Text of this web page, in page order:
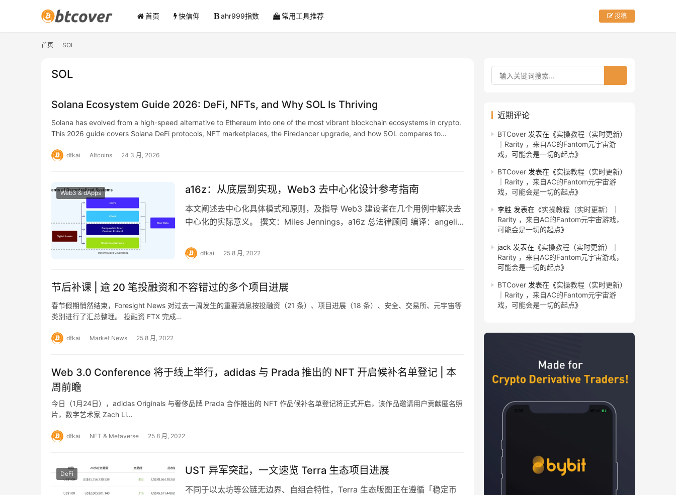
首页 快信仰 ahr999指数 常用工具推荐 投稿
首页 SOL
SOL
Solana Ecosystem Guide 2026: DeFi, NFTs, and Why SOL Is Thriving
Solana has evolved from a high-speed alternative to Ethereum into one of the most vibrant blockchain ecosystems in crypto.
This 2026 guide covers Solana DeFi protocols, NFT marketplaces, the Firedancer upgrade, and how SOL compares to
dfkai Altcoins 24 3 月, 2026
Web3 & dApps a16z：从底层到实现，Web3 去中心化设计参考指南
本文阐述去中心化具体模式和原则，及指导 Web3 建设者在几个用例中解决去
中心化的实际意义。 撰文：Miles Jennings，a16z 总法律顾问 编译：angelilu
dfkai 25 8 月, 2022
节后补课 | 逾 20 笔投融资和不容错过的多个项目进展
春节假期悄然结束，Foresight News 对过去一周发生的重要消息按投融资（21 条）、项目进展（18 条）、安全、交易所、元宇宙等
类别进行了汇总整理。 投融资 FTX 完成…
dfkai Market News 25 8 月, 2022
Web 3.0 Conference 将于线上举行，adidas 与 Prada 推出的 NFT 开启候补名单登记 | 本
周前瞻
今日（1月24日），adidas Originals 与奢侈品牌 Prada 合作推出的 NFT 作品候补名单登记将正式开启，该作品邀请用户贡献匿名照
片，数字艺术家 Zach Li…
dfkai NFT & Metaverse 25 8 月, 2022
DeFi UST 异军突起，一文速览 Terra 生态项目进展
不同于以太坊等公链无边界、自组合特性，Terra 生态版图正在遵循「稳定币
近期评论
BTCover 发表在《实操教程（实时更新）
｜Rarity ，来自AC的Fantom元宇宙游
戏，可能会是一切的起点》
BTCover 发表在《实操教程（实时更新）
｜Rarity ，来自AC的Fantom元宇宙游
戏，可能会是一切的起点》
李胜 发表在《实操教程（实时更新）｜
Rarity ，来自AC的Fantom元宇宙游戏，
可能会是一切的起点》
jack 发表在《实操教程（实时更新）｜
Rarity ，来自AC的Fantom元宇宙游戏，
可能会是一切的起点》
BTCover 发表在《实操教程（实时更新）
｜Rarity ，来自AC的Fantom元宇宙游
戏，可能会是一切的起点》